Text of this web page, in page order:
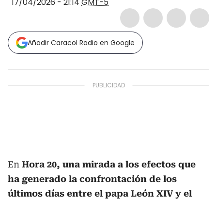
Añadir Caracol Radio en Google
En Hora 20, una mirada a los efectos que
ha generado la confrontación de los
últimos días entre el papa León XIV y el